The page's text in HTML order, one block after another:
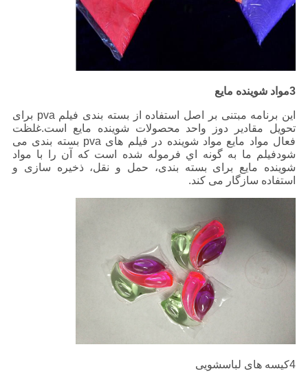
3مواد شوینده مایع
این برنامه مبتنی بر اصل استفاده از بسته بندی فیلم pva برای
تحویل مقادیر دوز واحد محصولات شوینده مایع است.غلظت
فعال مواد مایع مواد شوینده در فیلم های pva بسته بندی می
شودفيلم ما به گونه اي فرموله شده است که آن را با مواد
شوینده مایع برای بسته بندی، حمل و نقل، ذخیره سازی و
استفاده سازگار می کند.
4کیسه های لباسشویی